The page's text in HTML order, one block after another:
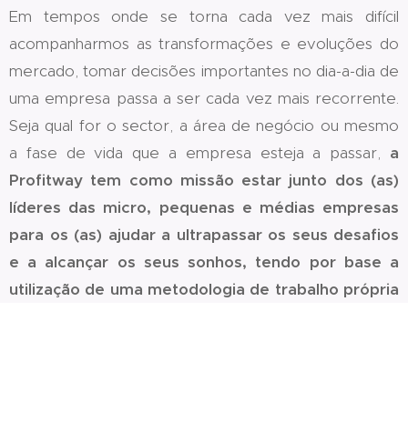
Em tempos onde se torna cada vez mais difícil
acompanharmos as transformações e evoluções do
mercado, tomar decisões importantes no dia-a-dia de
uma empresa passa a ser cada vez mais recorrente.
Seja qual for o sector, a área de negócio ou mesmo
a fase de vida que a empresa esteja a passar, a
Profitway tem como missão estar junto dos (as)
líderes das micro, pequenas e médias empresas
para os (as) ajudar a ultrapassar os seus desafios
e a alcançar os seus sonhos, tendo por base a
utilização de uma metodologia de trabalho própria